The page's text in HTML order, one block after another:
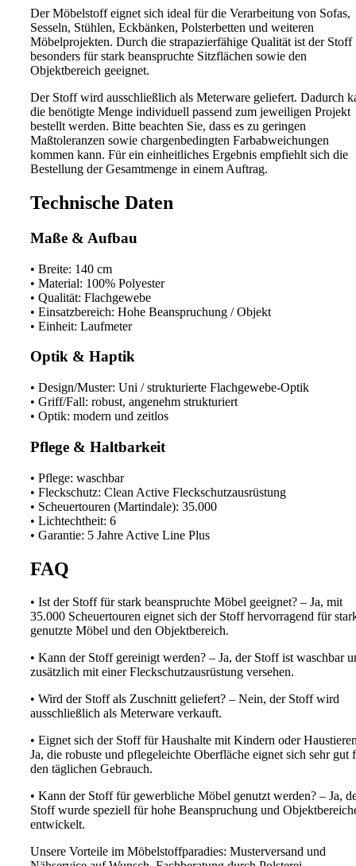
Der Möbelstoff eignet sich ideal für die Verarbeitung von Sofas,
Sesseln, Stühlen, Eckbänken, Polsterbetten und weiteren
Möbelprojekten. Durch die strapazierfähige Qualität ist der Stoff
besonders für stark beanspruchte Sitzflächen sowie den
Objektbereich geeignet.
Der Stoff wird ausschließlich als Meterware geliefert. Dadurch
die benötigte Menge individuell passend zum jeweiligen Projekt
bestellt werden. Bitte beachten Sie, dass es zu geringen
Maßtoleranzen sowie chargenbedingten Farbabweichungen
kommen kann. Für ein einheitliches Ergebnis empfiehlt sich die
Bestellung der Gesamtmenge in einem Auftrag.
Technische Daten
Maße & Aufbau
• Breite: 140 cm
• Material: 100% Polyester
• Qualität: Flachgewebe
• Einsatzbereich: Hohe Beanspruchung / Objekt
• Einheit: Laufmeter
Optik & Haptik
• Design/Muster: Uni / strukturierte Flachgewebe-Optik
• Griff/Fall: robust, angenehm strukturiert
• Optik: modern und zeitlos
Pflege & Haltbarkeit
• Pflege: waschbar
• Fleckschutz: Clean Active Fleckschutzausrüstung
• Scheuertouren (Martindale): 35.000
• Lichtechtheit: 6
• Garantie: 5 Jahre Active Line Plus
FAQ
• Ist der Stoff für stark beanspruchte Möbel geeignet? – Ja, mit
35.000 Scheuertouren eignet sich der Stoff hervorragend für
genutzte Möbel und den Objektbereich.
• Kann der Stoff gereinigt werden? – Ja, der Stoff ist waschbar
zusätzlich mit einer Fleckschutzausrüstung versehen.
• Wird der Stoff als Zuschnitt geliefert? – Nein, der Stoff wird
ausschließlich als Meterware verkauft.
• Eignet sich der Stoff für Haushalte mit Kindern oder
Ja, die robuste und pflegeleichte Oberfläche eignet sich sehr gut
den täglichen Gebrauch.
• Kann der Stoff für gewerbliche Möbel genutzt werden? – Ja,
Stoff wurde speziell für hohe Beanspruchung und
entwickelt.
Unsere Vorteile im Möbelstoffparadies: Musterversand und